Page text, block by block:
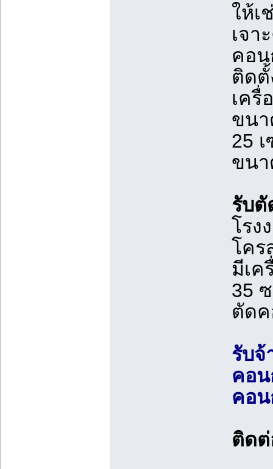
ให้เ
เจา
คอน
ติด
เครื่
ขน
25
ขน
รับตั
โรง
โคร
มีเ
35
ตัด
รับจ้
คอน
คอ
ติด